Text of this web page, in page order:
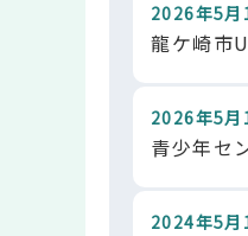
2026年5月
龍ケ崎市
2026年5月
青少年セ
2024年5月